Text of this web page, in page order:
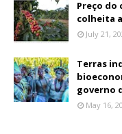
Preço
colheita
July 21,
Terras
governo
May 16,